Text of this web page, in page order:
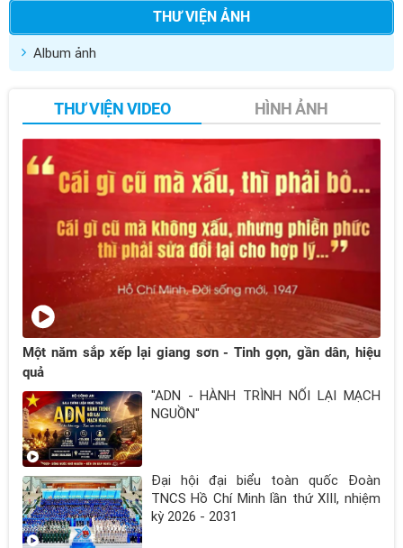
THƯ VIỆN ẢNH
Album ảnh
THƯ VIỆN VIDEO HÌNH ẢNH
Một năm sắp xếp lại giang sơn - Tinh gọn, gần dân, hiệu
quả
"ADN - HÀNH TRÌNH NỐI LẠI MẠCH
NGUỒN"
Đại hội đại biểu toàn quốc Đoàn
TNCS Hồ Chí Minh lần thứ XIII, nhiệm
kỳ 2026 - 2031